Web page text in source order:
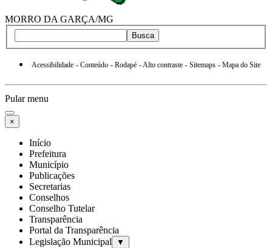
MORRO DA GARÇA/MG
Busca
Acessibilidade - Conteúdo - Rodapé - Alto contraste - Sitemaps - Mapa do Site
Pular menu
×
Início
Prefeitura
Município
Publicações
Secretarias
Conselhos
Conselho Tutelar
Transparência
Portal da Transparência
Legislação Municipal
▼